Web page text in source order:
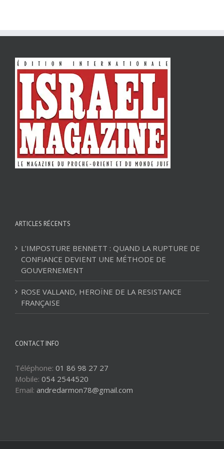
ARTICLES RÉCENTS
L’IMPOSTURE BENNETT : QUAND LA RUPTURE DE
CONFIANCE DEVIENT UNE MÉTHODE DE
GOUVERNEMENT
ROSE VALLAND, HEROÏNE DE LA RESISTANCE
FRANÇAISE
CONTACT INFO
Téléphone: 01 86 98 27 27
Mobile: 054 2544520
Email: andredarmon78@gmail.com